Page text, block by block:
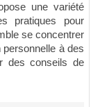
une variété
pratiques pour
se concentrer
à des
des conseils de